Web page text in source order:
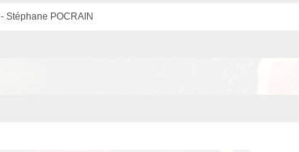
- Stéphane POCRAIN